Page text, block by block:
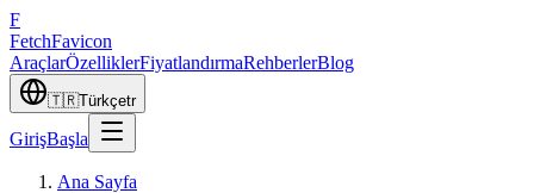
F
FetchFavicon
AraçlarÖzelliklerFiyatlandırmaRehberlerBlog
🇹🇷Türkçetr
GirişBaşla
Ana Sayfa